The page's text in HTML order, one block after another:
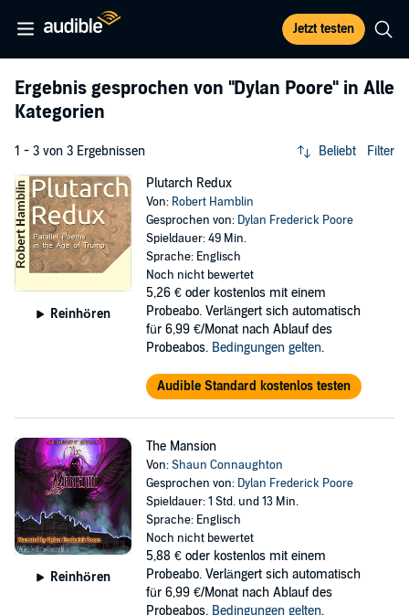
Jetzt testen
Ergebnis gesprochen von "Dylan Poore" in Alle
Kategorien
1 - 3 von 3 Ergebnissen Beliebt Filter
Reinhören
Plutarch Redux
Von: Robert Hamblin
Gesprochen von: Dylan Frederick Poore
Spieldauer: 49 Min.
Sprache: Englisch
Noch nicht bewertet
5,26 € oder kostenlos mit einem
Probeabo. Verlängert sich automatisch
für 6,99 €/Monat nach Ablauf des
Probeabos. Bedingungen gelten.
Audible Standard kostenlos testen
Reinhören
The Mansion
Von:Shaun Connaughton
Gesprochen von: Dylan Frederick Poore
Spieldauer: 1 Std. und 13 Min.
Sprache: Englisch
Noch nicht bewertet
5,88 € oder kostenlos mit einem
Probeabo. Verlängert sich automatisch
für 6,99 €/Monat nach Ablauf des
Probeabos. Bedingungen gelten.